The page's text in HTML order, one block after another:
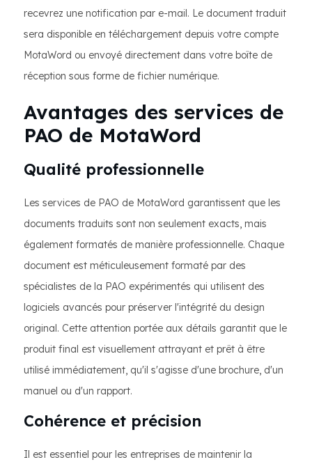
recevrez une notification par e-mail. Le document traduit
sera disponible en téléchargement depuis votre compte
MotaWord ou envoyé directement dans votre boîte de
réception sous forme de fichier numérique.
Avantages des services de
PAO de MotaWord
Qualité professionnelle
Les services de PAO de MotaWord garantissent que les
documents traduits sont non seulement exacts, mais
également formatés de manière professionnelle. Chaque
document est méticuleusement formaté par des
spécialistes de la PAO expérimentés qui utilisent des
logiciels avancés pour préserver l'intégrité du design
original. Cette attention portée aux détails garantit que le
produit final est visuellement attrayant et prêt à être
utilisé immédiatement, qu'il s'agisse d'une brochure, d'un
manuel ou d'un rapport.
Cohérence et précision
Il est essentiel pour les entreprises de maintenir la